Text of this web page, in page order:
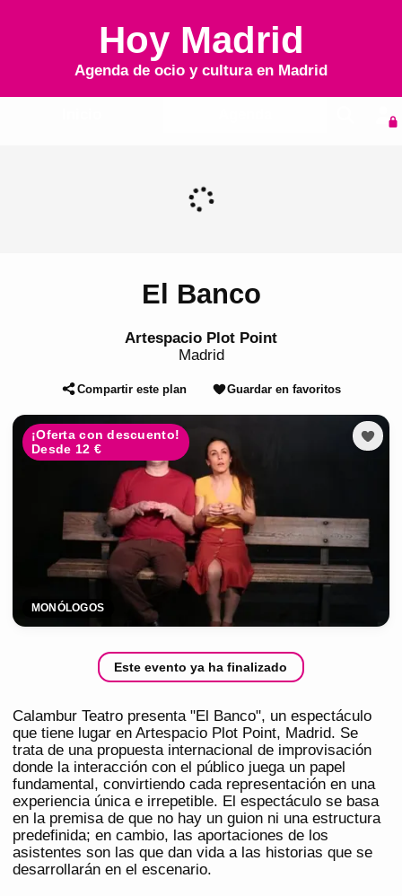
Hoy Madrid
Agenda de ocio y cultura en Madrid
El Banco
Artespacio Plot Point
Madrid
Compartir este plan Guardar en favoritos
¡Oferta con descuento!
Desde 12 €
MONÓLOGOS
Este evento ya ha finalizado
Calambur Teatro presenta "El Banco", un espectáculo
que tiene lugar en Artespacio Plot Point, Madrid. Se
trata de una propuesta internacional de improvisación
donde la interacción con el público juega un papel
fundamental, convirtiendo cada representación en una
experiencia única e irrepetible. El espectáculo se basa
en la premisa de que no hay un guion ni una estructura
predefinida; en cambio, las aportaciones de los
asistentes son las que dan vida a las historias que se
desarrollarán en el escenario.